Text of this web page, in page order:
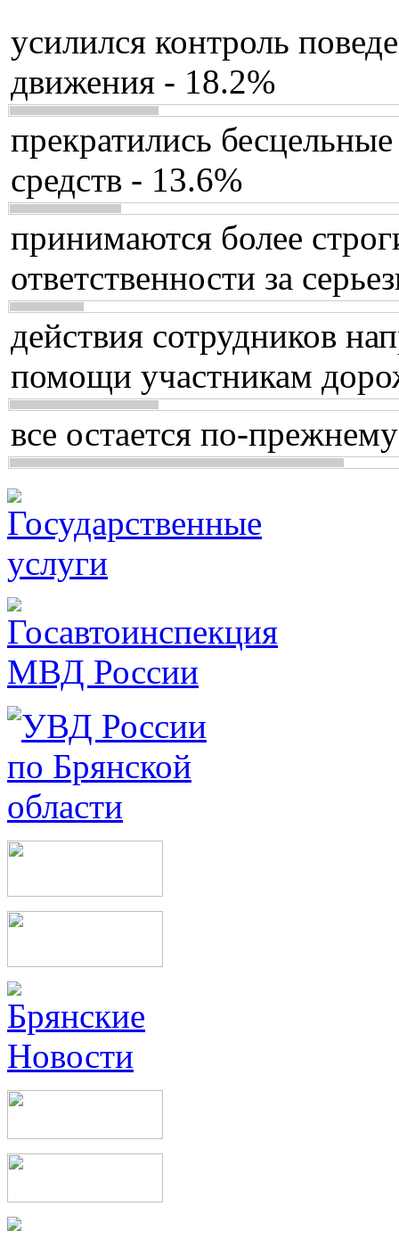
усилился контроль
движения - 18.2%
прекратились
средств - 13.6%
принимаются более
ответственности за
действия сотрудников
помощи участникам
все остается по-